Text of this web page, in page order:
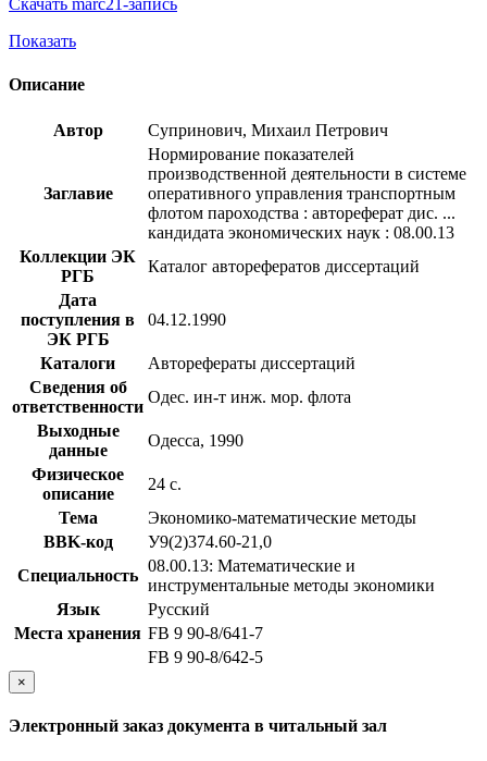
Скачать marc21-запись
Показать
Описание
Автор Супринович, Михаил Петрович
Заглавие
Нормирование показателей
производственной деятельности в системе
оперативного управления транспортным
флотом пароходства : автореферат дис. ...
кандидата экономических наук : 08.00.13
Коллекции ЭК
РГБ
Каталог авторефератов диссертаций
Дата
поступления в
ЭК РГБ
04.12.1990
Каталоги
Авторефераты диссертаций
Сведения об
ответственности
Одес. ин-т инж. мор. флота
Выходные
данные
Одесса, 1990
Физическое
описание
24 с.
Тема
Экономико-математические методы
BBK-код
У9(2)374.60-21,0
Специальность
08.00.13: Математические и
инструментальные методы экономики
Язык
Русский
Места хранения FB 9 90-8/641-7
FB 9 90-8/642-5
×
Электронный заказ документа в читальный зал